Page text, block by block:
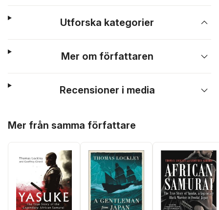
Utforska kategorier
Mer om författaren
Recensioner i media
Mer från samma författare